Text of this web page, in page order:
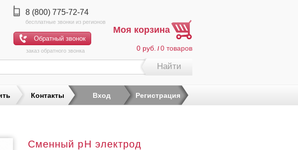
8 (800) 775-72-74
заказ обратного звонка
Моя корзина
0 руб. /0 товаров
Найти
Контакты Вход Регистрация
Сменный pH электрод